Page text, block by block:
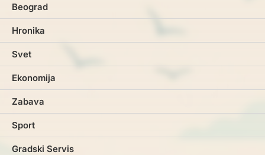
Beograd
Hronika
Svet
Ekonomija
Zabava
Sport
Gradski Servis